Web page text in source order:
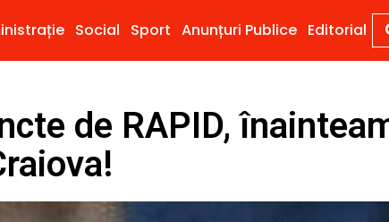
Social Sport Anunțuri Publice Editorial
de RAPID,